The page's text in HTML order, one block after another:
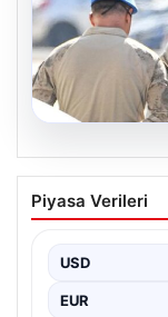
07.08.2026
Menderes
ve 9 Kişi
Çiçek'in de
yürütülen
Piyasa Verileri
USD
EUR